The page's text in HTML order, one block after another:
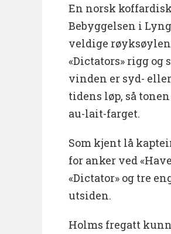
En norsk
Bebyggelsen i
veldige røyksøylen
«Dictators» rigg og
vinden er syd-
tidens løp, så
au-lait-farget.
Som kjent lå
for anker ved
«Dictator» og tre
utsiden.
Holms fregatt